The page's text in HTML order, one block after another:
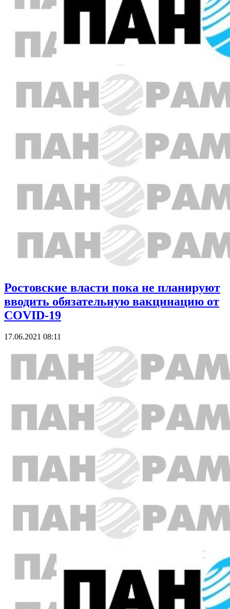
Ростовские власти пока не планируют
вводить обязательную вакцинацию от
COVID-19
17.06.2021 08:11